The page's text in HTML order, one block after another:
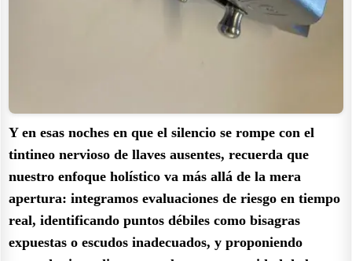
Y en esas noches en que el silencio se rompe con el
tintineo nervioso de llaves ausentes, recuerda que
nuestro enfoque holístico va más allá de la mera
apertura: integramos evaluaciones de riesgo en tiempo
real, identificando puntos débiles como bisagras
expuestas o escudos inadecuados, y proponiendo